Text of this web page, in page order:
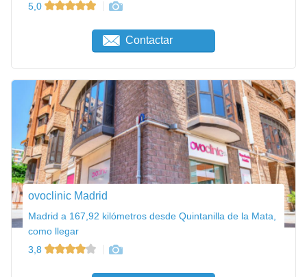
5,0
Contactar
ovoclinic Madrid
Madrid a 167,92 kilómetros desde Quintanilla de la Mata,
como llegar
3,8